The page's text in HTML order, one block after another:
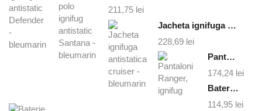
211,75 lei
Jacheta ignifuga antistatica cruiser - bleumarin
228,69 lei
Pantaloni Ranger, ignifug
174,24 lei
Baterie externa magsafe 10000 mAh
114,95 lei